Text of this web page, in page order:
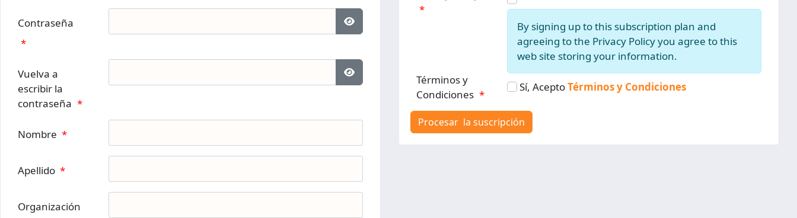
Contraseña
*
Mostrar contraseña
Vuelva a
escribir la
contraseña *
Mostrar contraseña
Nombre *
Apellido *
Organización
*
By signing up to this subscription plan and
agreeing to the Privacy Policy you agree to this
web site storing your information.
Términos y
Condiciones *
Sí, AceptoTérminos y Condiciones